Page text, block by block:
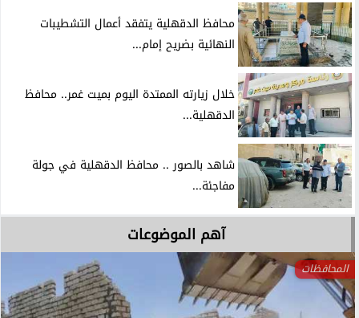
محافظ الدقهلية يتفقد أعمال التشطيبات
النهائية بضريح إمام...
خلال زيارته الممتدة اليوم بميت غمر.. محافظ
الدقهلية...
شاهد بالصور .. محافظ الدقهلية في جولة
مفاجئة...
آهم الموضوعات
المحافظات